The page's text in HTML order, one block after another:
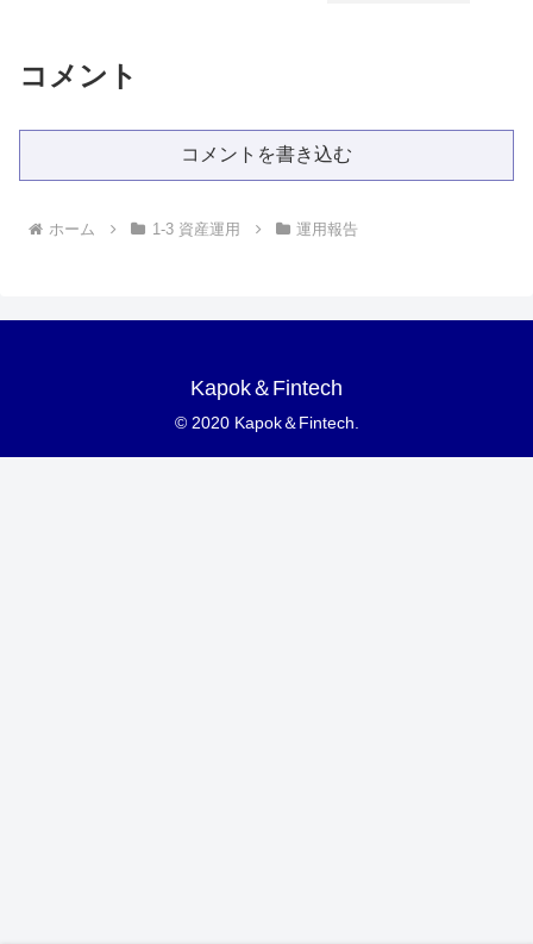
コメント
コメントを書き込む
ホーム 1-3 資産運用 運用報告
Kapok＆Fintech
© 2020 Kapok＆Fintech.